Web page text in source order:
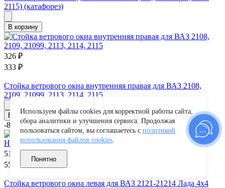
2115) (катафорез)
В корзину
326 ₽
333 ₽
Стойка ветрового окна внутренняя правая для ВАЗ 2108,
2109, 21099, 2113, 2114, 2115
В корзину
-8%
510
₽
552
₽
Стойка ветрового окна левая для ВАЗ 2121-21214 Лада 4х4
Используем файлы cookies для корректной работы сайта,
сбора аналитики и улучшения сервиса. Продолжая
пользоваться сайтом, вы соглашаетесь с политикой
использования файлов cookies.
Понятно